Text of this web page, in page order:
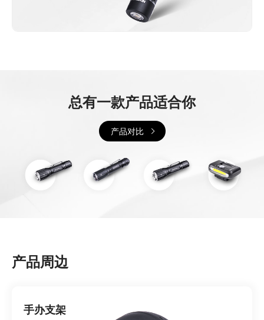
总有一款产品适合你
产品对比
产品周边
手办支架